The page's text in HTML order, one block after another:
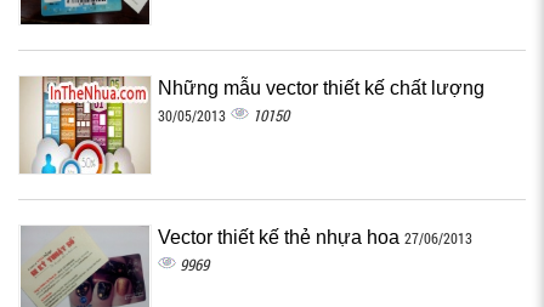
Những mẫu vector thiết kế chất lượng
30/05/2013 10150
Vector thiết kế thẻ nhựa hoa 27/06/2013
9969